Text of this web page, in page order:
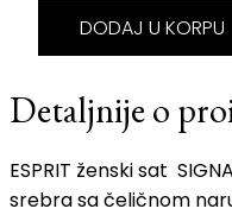
DODAJ U KORPU
Detaljnije o
ESPRIT ženski sat
srebra sa čeličnom